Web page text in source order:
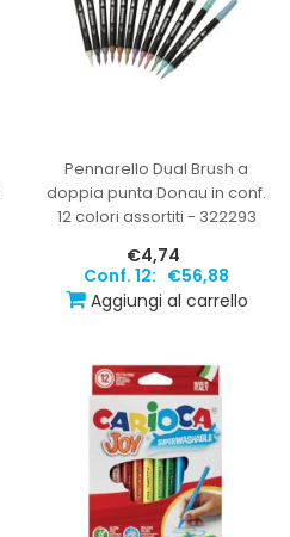
Pennarello Dual Brush a
doppia punta Donau in conf.
12 colori assortiti - 322293
€4,74
Conf. 12: €56,88
Aggiungi al carrello